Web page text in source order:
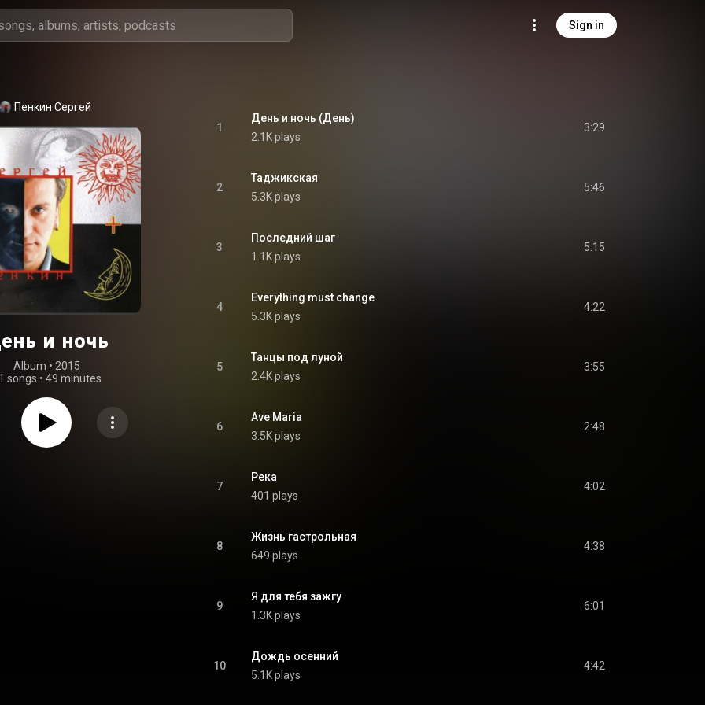
Sign in
Пенкин Сергей
и ночь
Album • 2015
songs • 49 minutes
1
День и ночь (День)
2.1K plays
3:29
2
Таджикская
5.3K plays
5:46
3
Последний шаг
1.1K plays
5:15
4
Everything must change
5.3K plays
4:22
5
Танцы под луной
2.4K plays
3:55
6
Ave Maria
3.5K plays
2:48
7
Река
401 plays
4:02
8
Жизнь гастрольная
649 plays
4:38
9
Я для тебя зажгу
1.3K plays
6:01
10
Дождь осенний
5.1K plays
4:42